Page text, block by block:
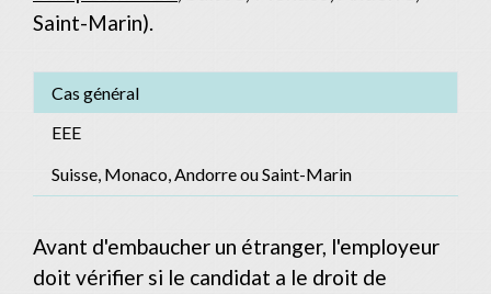
Saint-Marin).
Cas général
EEE
Suisse, Monaco, Andorre ou Saint-Marin
Avant d'embaucher un étranger, l'employeur
doit vérifier si le candidat a le droit de